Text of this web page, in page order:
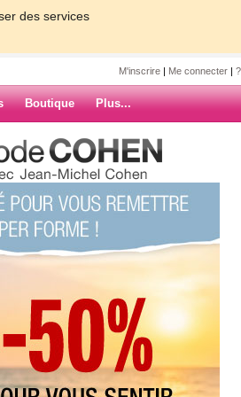
des services
M'inscrire | Me connecter |
Boutique Plus...
ARCHIVES